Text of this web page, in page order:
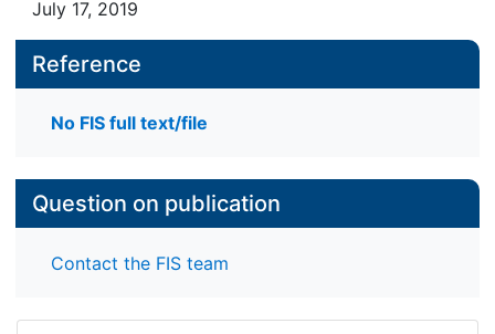
July 17, 2019
Reference
No FIS full text/file
Question on publication
Contact the FIS team